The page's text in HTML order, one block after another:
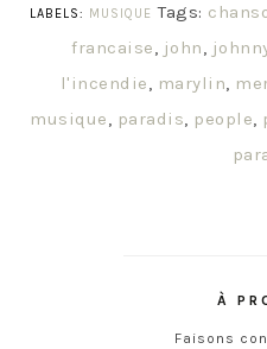
LABELS:
MUSIQUE Tags:
francaise, john,
l'incendie, marylin,
musique, paradis, people,
À
Faisons